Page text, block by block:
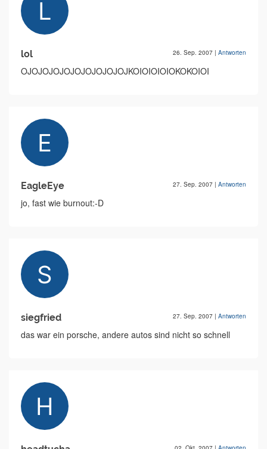
lol 26. Sep. 2007 | Antworten
OJOJOJOJOJOJOJOJOJOJKOIOIOIOIOKOKOIOI
EagleEye 27. Sep. 2007 | Antworten
jo, fast wie burnout:-D
siegfried 27. Sep. 2007 | Antworten
das war ein porsche, andere autos sind nicht so schnell